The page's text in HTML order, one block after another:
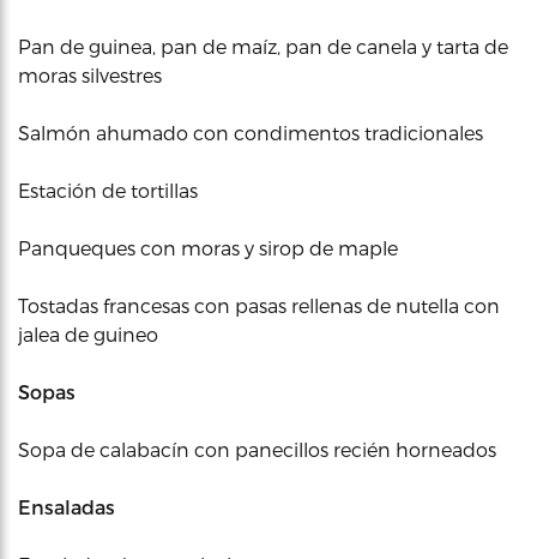
Pan de guinea, pan de maíz, pan de canela y tarta de
moras silvestres
Salmón ahumado con condimentos tradicionales
Estación de tortillas
Panqueques con moras y sirop de maple
Tostadas francesas con pasas rellenas de nutella con
jalea de guineo
Sopas
Sopa de calabacín con panecillos recién horneados
Ensaladas